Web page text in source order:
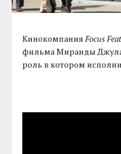
КинокомпанияFocus
фильма Миранды
роль в котором